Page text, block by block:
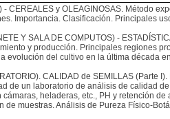
- CEREALES y OLEAGINOSAS. Método
Importancia. Clasificación. Principales
Y SALA DE COMPUTOS) -
y producción. Principales regiones
evolución del cultivo en la última década
CALIDAD de SEMILLAS (Parte
de un laboratorio de análisis de calidad
heladeras, etc., PH y retención
de muestras. Análisis de Pureza Físico-